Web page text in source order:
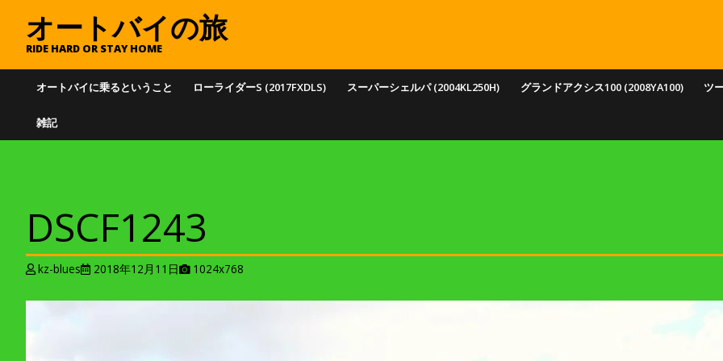
オートバイに乗るということ ローライダーS (2017FXDLS) スーパーシェルパ (2004KL250H) グランドアクシス100 (2008YA100) ツ
雑記
オートバイの旅
RIDE HARD OR STAY HOME
DSCF1243
kz-blues 2018年12月11日 A
a
1024x768